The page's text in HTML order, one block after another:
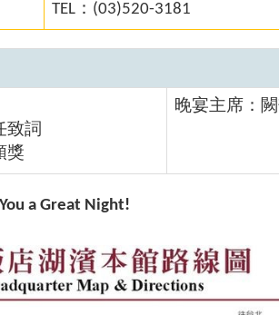
TEL：(03)520-3181
致詞
獎
晚宴主席：
a Great Night!